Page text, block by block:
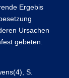
Ergebis
Ursachen
gebeten.
S.